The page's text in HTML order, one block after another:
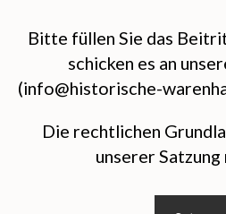
Bitte füllen Sie das
schicken es an
(info@historische-
Die rechtlichen
unserer Satzung